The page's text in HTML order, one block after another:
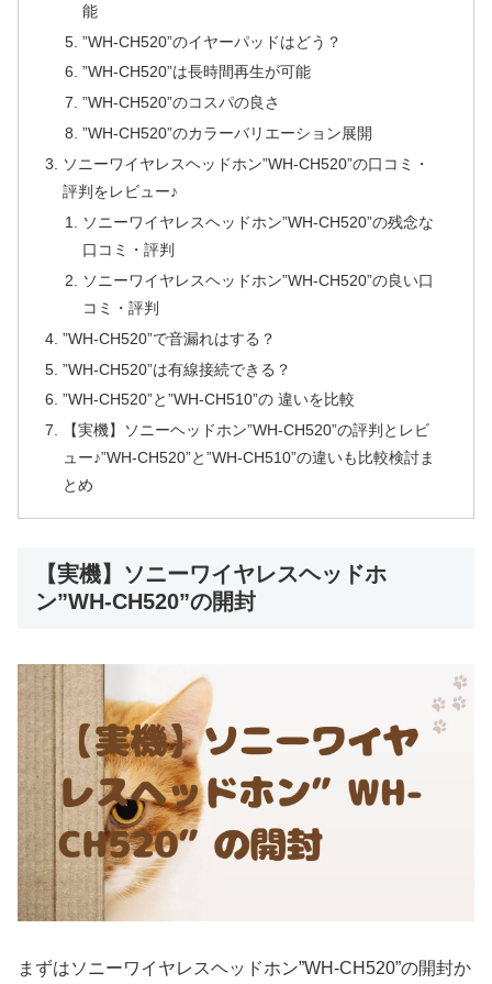
能
”WH-CH520”のイヤーパッドはどう？
”WH-CH520”は長時間再生が可能
”WH-CH520”のコスパの良さ
”WH-CH520”のカラーバリエーション展開
ソニーワイヤレスヘッドホン”WH-CH520”の口コミ・
評判をレビュー♪
ソニーワイヤレスヘッドホン”WH-CH520”の残念な
口コミ・評判
ソニーワイヤレスヘッドホン”WH-CH520”の良い口
コミ・評判
”WH-CH520”で音漏れはする？
”WH-CH520”は有線接続できる？
”WH-CH520”と”WH-CH510”の 違いを比較
【実機】ソニーヘッドホン”WH-CH520”の評判とレビ
ュー♪”WH-CH520”と”WH-CH510”の違いも比較検討ま
とめ
【実機】ソニーワイヤレスヘッドホ
ン”WH-CH520”の開封
まずはソニーワイヤレスヘッドホン”WH-CH520”の開封か